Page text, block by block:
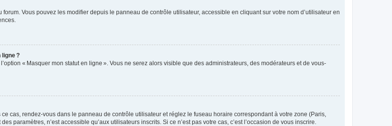
Vous pouvez les modifier depuis le panneau de contrôle utilisateur, accessible en cliquant sur votre nom d’utilisateur en
?
« Masquer mon statut en ligne ». Vous ne serez alors visible que des administrateurs, des modérateurs et de vous-
cas, rendez-vous dans le panneau de contrôle utilisateur et réglez le fuseau horaire correspondant à votre zone (Paris,
paramètres, n’est accessible qu’aux utilisateurs inscrits. Si ce n’est pas votre cas, c’est l’occasion de vous inscrire.